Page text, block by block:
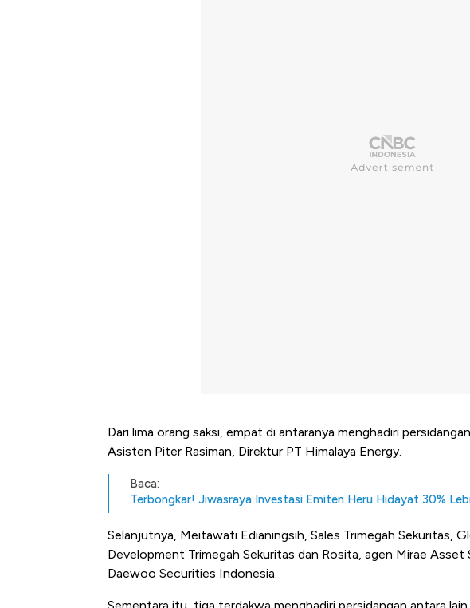
Dari lima orang saksi, empat di antaranya menghadiri
Asisten Piter Rasiman, Direktur PT Himalaya Energy.
Baca:
Terbongkar! Jiwasraya Investasi Emiten Heru Hidayat 30%
Selanjutnya, Meitawati Edianingsih, Sales Trimegah Sekuritas,
Development Trimegah Sekuritas dan Rosita, agen Mirae Asset
Daewoo Securities Indonesia.